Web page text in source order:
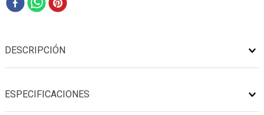
DESCRIPCIÓN
ESPECIFICACIONES